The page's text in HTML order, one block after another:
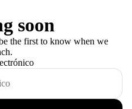
soon
the first to know when we